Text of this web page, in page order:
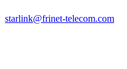
starlink@frinet-telecom.com